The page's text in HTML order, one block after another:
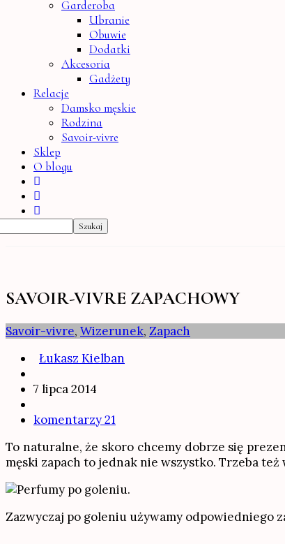
Garderoba
Ubranie
Obuwie
Dodatki
Akcesoria
Gadżety
Relacje
Damsko męskie
Rodzina
Savoir-vivre
Sklep
O blogu
SAVOIR-VIVRE ZAPACHOWY
Savoir-vivre, Wizerunek, Zapach
Łukasz Kielban
7 lipca 2014
komentarzy 21
To naturalne, że skoro chcemy dobrze się
męski zapach to jednak nie wszystko. Trzeba
Zazwyczaj po goleniu używamy odpowiedniego